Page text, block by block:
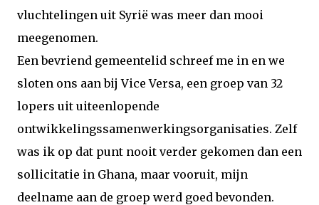
vluchtelingen uit Syrië was meer dan mooi
meegenomen.
Een bevriend gemeentelid schreef me in en we
sloten ons aan bij Vice Versa, een groep van 32
lopers uit uiteenlopende
ontwikkelingssamenwerkingsorganisaties. Zelf
was ik op dat punt nooit verder gekomen dan een
sollicitatie in Ghana, maar vooruit, mijn
deelname aan de groep werd goed bevonden.